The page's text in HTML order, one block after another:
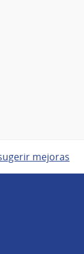
mejoras